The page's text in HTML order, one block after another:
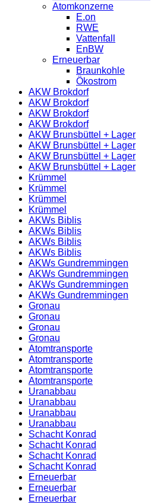
Atomkonzerne
E.on
RWE
Vattenfall
EnBW
Erneuerbar
Braunkohle
Ökostrom
AKW Brokdorf
AKW Brokdorf
AKW Brokdorf
AKW Brokdorf
AKW Brunsbüttel + Lager
AKW Brunsbüttel + Lager
AKW Brunsbüttel + Lager
AKW Brunsbüttel + Lager
Krümmel
Krümmel
Krümmel
Krümmel
AKWs Biblis
AKWs Biblis
AKWs Biblis
AKWs Biblis
AKWs Gundremmingen
AKWs Gundremmingen
AKWs Gundremmingen
AKWs Gundremmingen
Gronau
Gronau
Gronau
Gronau
Atomtransporte
Atomtransporte
Atomtransporte
Atomtransporte
Uranabbau
Uranabbau
Uranabbau
Uranabbau
Schacht Konrad
Schacht Konrad
Schacht Konrad
Schacht Konrad
Erneuerbar
Erneuerbar
Erneuerbar